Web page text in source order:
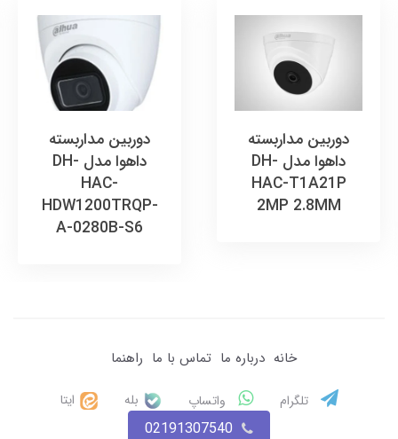
دوربین مداربسته
داهوا مدل DH-
HAC-T1A21P
2MP 2.8MM
دوربین مداربسته
داهوا مدل DH-
HAC-
HDW1200TRQP-
A-0280B-S6
خانه درباره ما تماس با ما راهنما
تلگرام واتساپ بله ایتا
02191307540